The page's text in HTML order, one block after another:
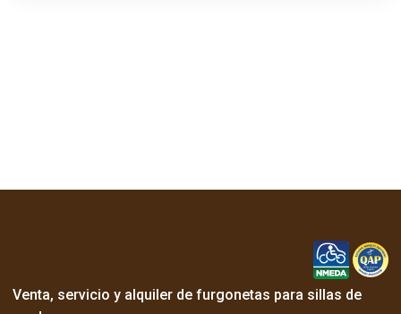
Venta, servicio y alquiler de furgonetas para sillas de